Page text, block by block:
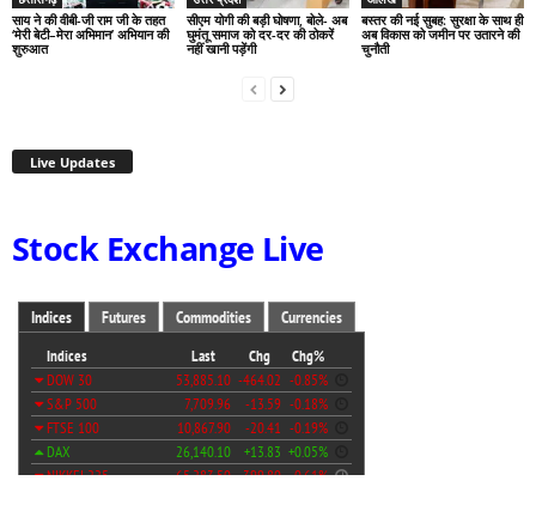
साय ने की वीबी-जी राम जी के तहत
‘मेरी बेटी–मेरा अभिमान’ अभियान की
शुरुआत
सीएम योगी की बड़ी घोषणा, बोले- अब
घुमंतू समाज को दर-दर की ठोकरें
नहीं खानी पड़ेंगी
बस्तर की नई सुबह: सुरक्षा के साथ ही
अब विकास को जमीन पर उतारने की
चुनौती
Live Updates
Stock Exchange Live